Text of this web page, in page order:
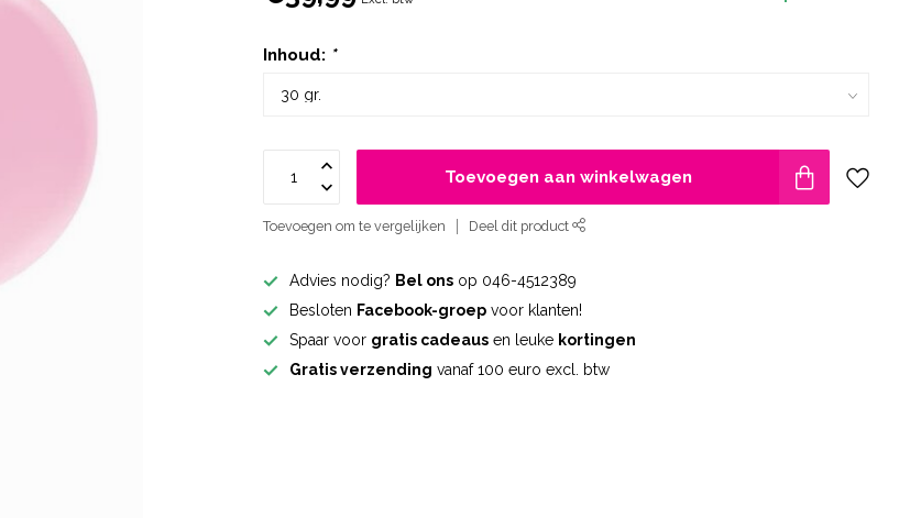
Inhoud: *
Toevoegen aan winkelwagen
Toevoegen om te vergelijken Deel dit product
Advies nodig? Bel ons op 046-4512389
Besloten Facebook-groep voor klanten!
Spaar voor gratis cadeaus en leuke kortingen
Gratis verzending vanaf 100 euro excl. btw